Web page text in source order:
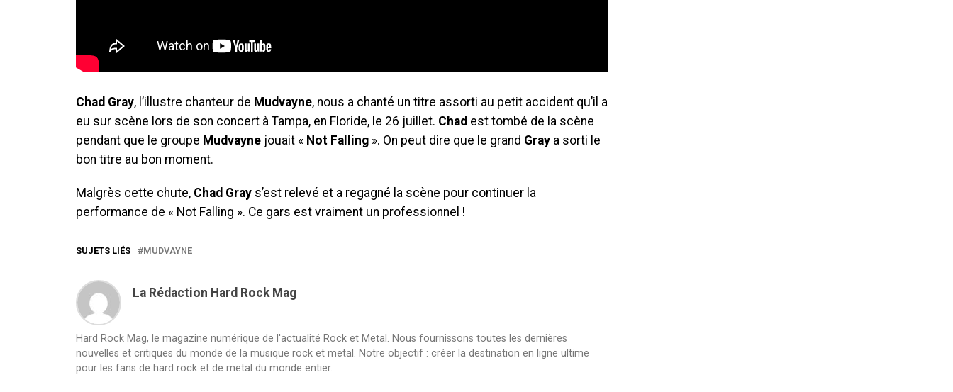
Chad Gray, l’illustre chanteur de Mudvayne, nous a chanté un titre assorti au petit accident qu’il a
eu sur scène lors de son concert à Tampa, en Floride, le 26 juillet. Chad est tombé de la scène
pendant que le groupe Mudvayne jouait « Not Falling ». On peut dire que le grand Gray a sorti le
bon titre au bon moment.
Malgrès cette chute, Chad Gray s’est relevé et a regagné la scène pour continuer la
performance de « Not Falling ». Ce gars est vraiment un professionnel !
SUJETS LIÉS MUDVAYNE
La Rédaction Hard Rock Mag
Hard Rock Mag, le magazine numérique de l'actualité Rock et Metal. Nous fournissons toutes les dernières
nouvelles et critiques du monde de la musique rock et metal. Notre objectif : créer la destination en ligne ultime
pour les fans de hard rock et de metal du monde entier.